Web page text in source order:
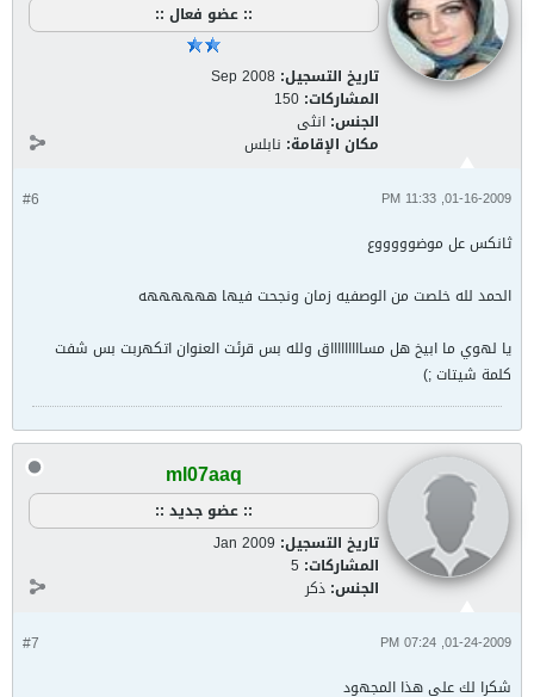
:: عضو فعال ::
تاريخ التسجيل: Sep 2008
المشاركات: 150
الجنس: انثى
مكان الإقامة: نابلس
#6 01-16-2009, 11:33 PM
ثانكس عل موضوووووع
الحمد لله خلصت من الوصفيه زمان ونجحت فيها ههههههه
يا لهوي ما ابيخ هل مساااااااااق ولله بس قرئت العنوان اتكهربت بس شفت
كلمة شيتات ;)
ml07aaq
:: عضو جديد ::
تاريخ التسجيل: Jan 2009
المشاركات: 5
الجنس: ذكر
#7 01-24-2009, 07:24 PM
شكرا لك على هذا المجهود